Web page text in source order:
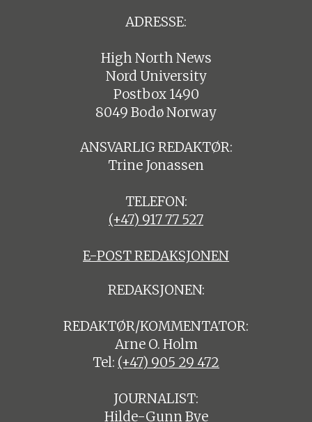
ADRESSE:
High North News
Nord University
Postbox 1490
8049 Bodø Norway
ANSVARLIG REDAKTØR:
Trine Jonassen
TELEFON:
(+47) 917 77 527
E-POST REDAKSJONEN
REDAKSJONEN:
REDAKTØR/KOMMENTATOR:
Arne O. Holm
Tel: (+47) 905 29 472
JOURNALIST:
Hilde-Gunn Bye